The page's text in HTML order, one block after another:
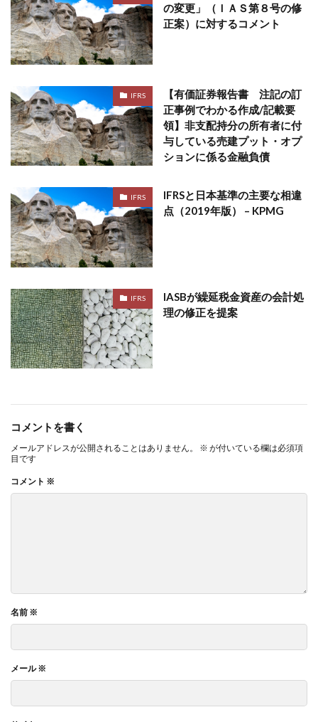
の変更」（ＩＡＳ第８号の修
正案）に対するコメント
IFRS
【有価証券報告書 注記の訂
正事例でわかる作成/記載要
領】非支配持分の所有者に付
与している売建プット・オプ
ションに係る金融負債
IFRS
IFRSと日本基準の主要な相違
点（2019年版） – KPMG
IFRS
IASBが繰延税金資産の会計処
理の修正を提案
コメントを書く
メールアドレスが公開されることはありません。 ※ が付いている欄は必須項
目です
コメント ※
名前 ※
メール※